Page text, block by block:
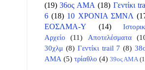
(19) 36ος ΑΜΑ (18) Γεντίκι
6 (18) 10 ΧΡΟΝΙΑ ΣΜΝΛ
ΕΟΣΛΜΑ-Υ
(14)
Αρχείο
(11) Αποτελέσματα
30χλμ (8) Γεντίκι trail 7 (8)
ΑΜΑ (5) τρίαθλο (4) 39ος ΑΜΑ